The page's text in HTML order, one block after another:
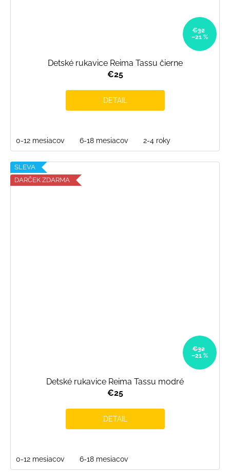
€32
–21 %
Detské rukavice Reima Tassu čierne
€25
DETAIL
0-12 mesiacov 6-18 mesiacov 2-4 roky
SLEVA
DARČEK ZDARMA
€32
–21 %
Detské rukavice Reima Tassu modré
€25
DETAIL
0-12 mesiacov 6-18 mesiacov